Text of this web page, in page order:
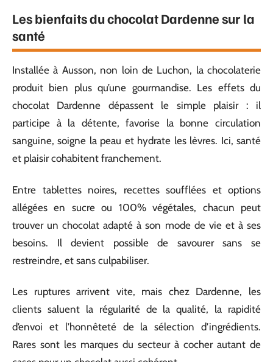
Les bienfaits du chocolat Dardenne sur la
santé
Installée à Ausson, non loin de Luchon, la chocolaterie
produit bien plus qu’une gourmandise. Les effets du
chocolat Dardenne dépassent le simple plaisir : il
participe à la détente, favorise la bonne circulation
sanguine, soigne la peau et hydrate les lèvres. Ici, santé
et plaisir cohabitent franchement.
Entre tablettes noires, recettes soufflées et options
allégées en sucre ou 100% végétales, chacun peut
trouver un chocolat adapté à son mode de vie et à ses
besoins. Il devient possible de savourer sans se
restreindre, et sans culpabiliser.
Les ruptures arrivent vite, mais chez Dardenne, les
clients saluent la régularité de la qualité, la rapidité
d’envoi et l’honnêteté de la sélection d’ingrédients.
Rares sont les marques du secteur à cocher autant de